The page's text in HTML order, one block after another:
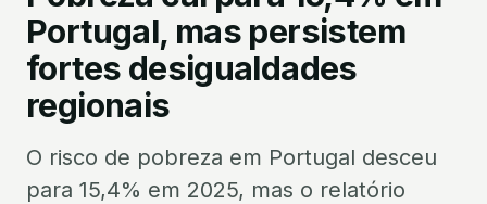
Portugal, mas persistem
fortes desigualdades
regionais
O risco de pobreza em Portugal desceu
para 15,4% em 2025, mas o relatório